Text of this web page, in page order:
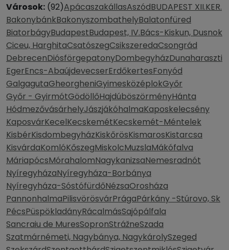
Városok: (92)ApácaszakállasAszódBUDAPEST XII.KER.
BakonybánkBakonyszombathelyBalatonfüred
BiatorbágyBudapestBudapest, IV.Bács-Kiskun, Dusnok
Ciceu, HarghitaCsatószegCsikszeredaCsongrád
DebrecenDiósförgepatonyDombegyházDunaharaszti
EgerEncs-AbaújdevecserErdőkertesFonyód
GalgagutaGheorgheniGyimesközéplokGyőr
Győr - GyirmótGödöllőHajdúböszörményHánta
HódmezővásárhelyJászjákóhalmaKaposkelecsény
KaposvárKecelKecskemétKecskemét-Méntelek
KisbérKisdombegyházKiskőrösKismarosKistarcsa
KisvárdaKomlóKőszegMiskolcMuzslaMákófalva
MáriapócsMórahalomNagykanizsaNemesradnót
NyíregyházaNyíregyháza-Borbánya
Nyíregyháza-SóstófürdőNézsaOrosháza
PannonhalmaPilisvörösvárPrágaPárkány -Stúrovo, Sk
PécsPüspökladányRácalmásSajópálfala
Sancraiu de MuresSopronStrážneSzada
Szatmárnémeti, Nagybánya, NagykárolySzeged